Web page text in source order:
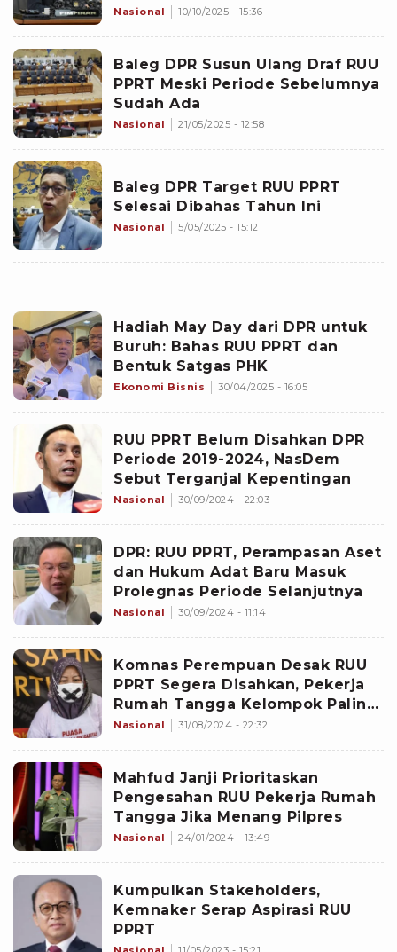
Bayaran Penulis
Nasional 10/10/2025 - 15:36
Baleg DPR Susun Ulang Draf RUU
PPRT Meski Periode Sebelumnya
Sudah Ada
Nasional 21/05/2025 - 12:58
Baleg DPR Target RUU PPRT
Selesai Dibahas Tahun Ini
Nasional 5/05/2025 - 15:12
Hadiah May Day dari DPR untuk
Buruh: Bahas RUU PPRT dan
Bentuk Satgas PHK
Ekonomi Bisnis 30/04/2025 - 16:05
RUU PPRT Belum Disahkan DPR
Periode 2019-2024, NasDem
Sebut Terganjal Kepentingan
Nasional 30/09/2024 - 22:03
DPR: RUU PPRT, Perampasan Aset
dan Hukum Adat Baru Masuk
Prolegnas Periode Selanjutnya
Nasional 30/09/2024 - 11:14
Komnas Perempuan Desak RUU
PPRT Segera Disahkan, Pekerja
Rumah Tangga Kelompok Paling
Rentan
Nasional 31/08/2024 - 22:32
Mahfud Janji Prioritaskan
Pengesahan RUU Pekerja Rumah
Tangga Jika Menang Pilpres
Nasional 24/01/2024 - 13:49
Kumpulkan Stakeholders,
Kemnaker Serap Aspirasi RUU
PPRT